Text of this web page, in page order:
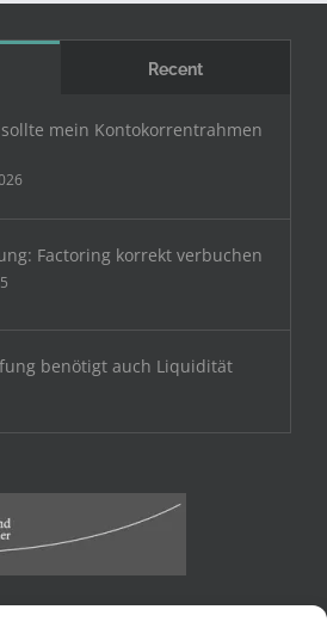
Recent
mein Kontokorrentrahmen
Factoring korrekt verbuchen
benötigt auch Liquidität